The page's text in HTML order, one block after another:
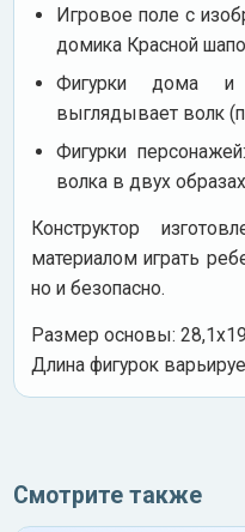
Игровое поле с
домика Красной
Фигурки дома и
выглядывает волк
Фигурки
волка в двух
Конструктор
материалом играть
но и безопасно.
Размер основы:
Длина фигурок
Смотрите также